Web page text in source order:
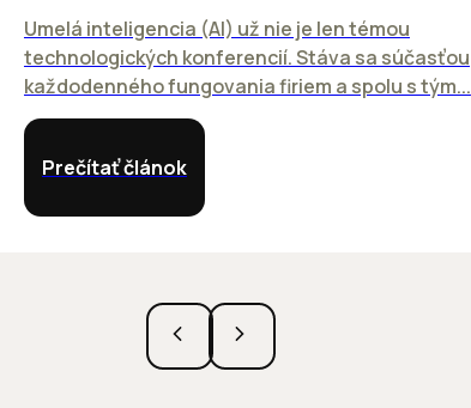
Umelá inteligencia (AI) už nie je len témou
technologických konferencií. Stáva sa súčasťou
každodenného fungovania firiem a spolu s tým...
Prečítať článok